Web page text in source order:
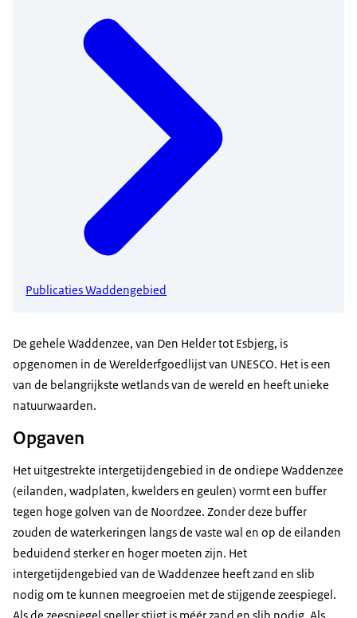
Publicaties Waddengebied
De gehele Waddenzee, van Den Helder tot Esbjerg, is
opgenomen in de Werelderfgoedlijst van UNESCO. Het is een
van de belangrijkste wetlands van de wereld en heeft unieke
natuurwaarden.
Opgaven
Het uitgestrekte intergetijdengebied in de ondiepe Waddenzee
(eilanden, wadplaten, kwelders en geulen) vormt een buffer
tegen hoge golven van de Noordzee. Zonder deze buffer
zouden de waterkeringen langs de vaste wal en op de eilanden
beduidend sterker en hoger moeten zijn. Het
intergetijdengebied van de Waddenzee heeft zand en slib
nodig om te kunnen meegroeien met de stijgende zeespiegel.